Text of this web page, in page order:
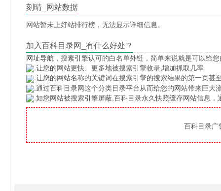
刻晴_网站数据
网站暂未上好站排行榜，无法显示详细信息。
加入百科目录网_有什么好处？
网址导航 ，搜素引擎认可的白名单外链，简单来说就是可以给
.让您的网站更快、更多地被搜索引擎收录,增加抓取几率
.让您的网站名称的关键词在搜索引擎的搜索结果的第一页甚
.通过百科目录网这个分类目录平台从而给您的网站带来巨大
.如您网站被搜索引擎屏蔽,百科目录永久快照缓存网站信息
百科目录